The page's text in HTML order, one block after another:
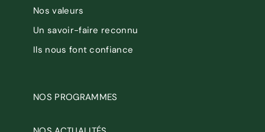
Nos valeurs
Un savoir-faire reconnu
Ils nous font confiance
NOS PROGRAMMES